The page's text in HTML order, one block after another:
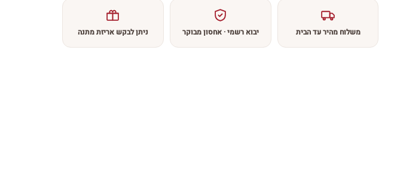
משלוח מהיר עד הבית יבוא רשמי · אחסון מבוקר ניתן לבקש אריזת מתנה